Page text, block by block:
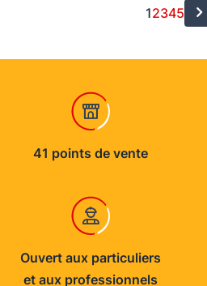
12345
41 points de vente
Ouvert aux particuliers
et aux professionnels